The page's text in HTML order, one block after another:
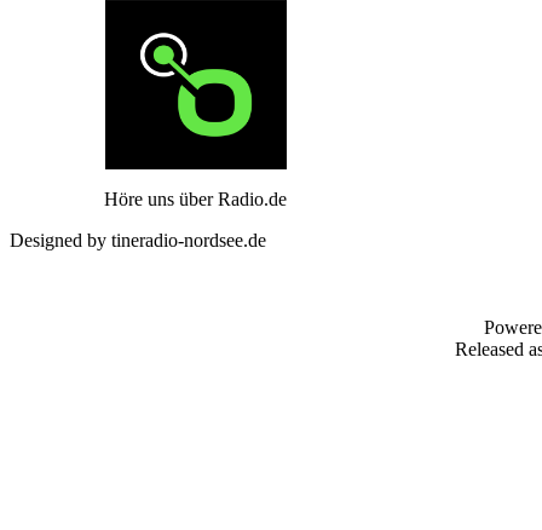
Höre uns über Radio.de
Designed by tineradio-nordsee.de
Released